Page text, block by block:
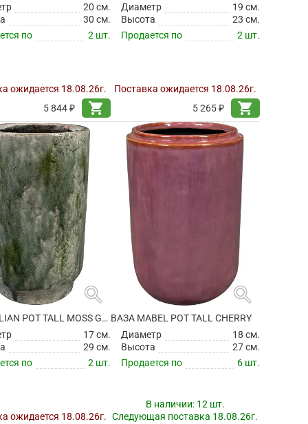
20 см.
30 см.
по
2 шт.
ожидается 18.08.26г.
5 844 ₽
shopping_cart
Диаметр
19 см.
Высота
23 см.
Продается по
2 шт.
Поставка ожидается 18.08.26г.
5 265 ₽
shopping_cart
search
ВАЗА JULIAN POT TALL MOSS GREEN
17 см.
29 см.
по
2 шт.
ожидается 18.08.26г.
search
ВАЗА MABEL POT TALL CHERRY
Диаметр
18 см.
Высота
27 см.
Продается по
6 шт.
В наличии: 12 шт.
Следующая поставка 18.08.26г.